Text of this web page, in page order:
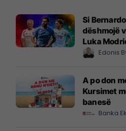
Si
dëshmojë
Luka
Edonis
A po don
Kursimet
banesë
Banka